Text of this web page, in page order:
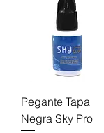
Pegante Tapa
Negra Sky Pro